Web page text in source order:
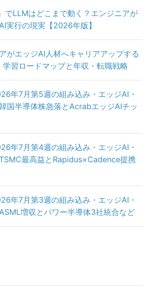
でLLMはどこまで動く？エンジニアが
実行の現実【2026年版】
がエッジAI人材へキャリアアップする
習ロードマップと年収・転職戦略
年7月第5週の組み込み・エッジAI・
国半導体株急落とAcrabエッジAIチッ
年7月第4週の組み込み・エッジAI・
最高益とRapidus×Cadence提携
年7月第3週の組み込み・エッジAI・
増収とパワー半導体3社統合など